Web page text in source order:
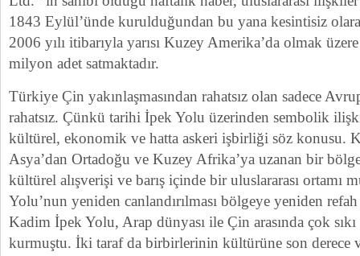
1843 Eylül’ünde kurulduğundan bu yana kesintisiz
2006 yılı itibarıyla yarısı Kuzey Amerika’da olmak
milyon adet satmaktadır.
Türkiye Çin yakınlaşmasından rahatsız olan sadece
rahatsız. Çünkü tarihi İpek Yolu üzerinden sembolik
kültürel, ekonomik ve hatta askeri işbirliği söz konusu.
Asya’dan Ortadoğu ve Kuzey Afrika’ya uzanan bir
kültürel alışverişi ve barış içinde bir uluslararası ortamı
Yolu’nun yeniden canlandırılması bölgeye yeniden
Kadim İpek Yolu, Arap dünyası ile Çin arasında çok
kurmuştu. İki taraf da birbirlerinin kültürüne son derece